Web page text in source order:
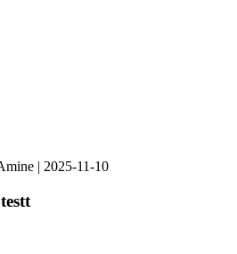
| 2025-11-10